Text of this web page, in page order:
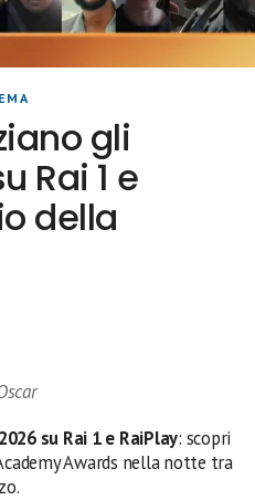
gli
Rai 1 e
della
su Rai 1 e RaiPlay: scopri
Awards nella notte tra